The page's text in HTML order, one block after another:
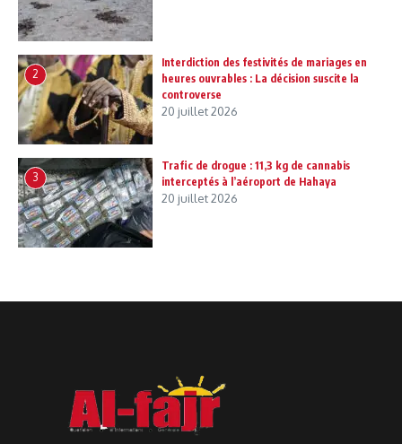
2
Interdiction des festivités de mariages en
heures ouvrables : La décision suscite la
controverse
20 juillet 2026
3
Trafic de drogue : 11,3 kg de cannabis
interceptés à l’aéroport de Hahaya
20 juillet 2026